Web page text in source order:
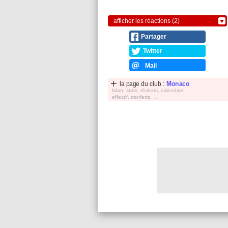
afficher les réactions (2)
Partager
Twitter
Mail
la page du club : Monaco
bilan, stats, réultats, calendrier,
effectif, tranferts, ...